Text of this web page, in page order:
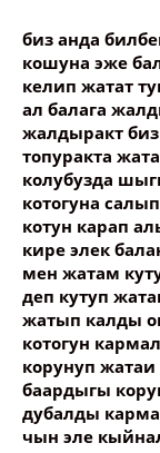
биз анда
кошуна эже
келип жатат
ал балага
жалдыракт
топуракта
колубузда
котогуна
котун карап
кире элек
мен жатам
деп кутуп
жатып калды
котогун
корунуп жатаи
баардыгы
дубалды
чын эле